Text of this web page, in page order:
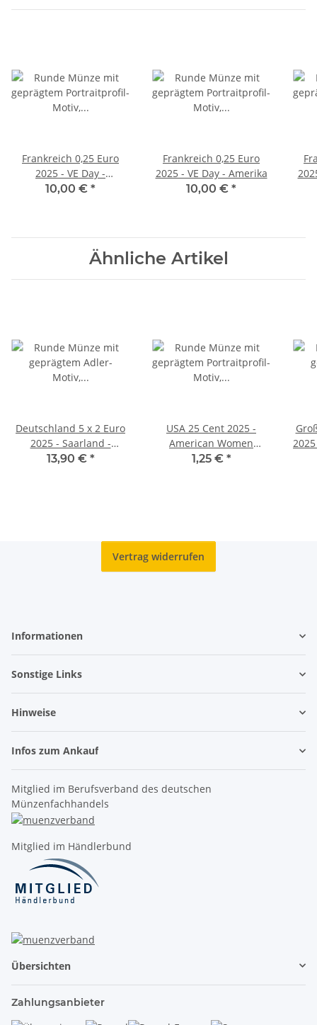
Frankreich 0,25 Euro
2025 - VE Day -
Großbritannien
10,00 € *
Frankreich 0,25 Euro
2025 - VE Day - Amerika
10,00 € *
Ähnliche Artikel
Deutschland 5 x 2 Euro
2025 - Saarland -
Saarschleife - ADFGJ*
13,90 € *
USA 25 Cent 2025 -
American Women
Quarter #11 - Juliette G.
1,25 € *
Vertrag widerrufen
Informationen
Sonstige Links
Hinweise
Infos zum Ankauf
Mitglied im Berufsverband des deutschen
Münzenfachhandels
Mitglied im Händlerbund
Übersichten
Zahlungsanbieter